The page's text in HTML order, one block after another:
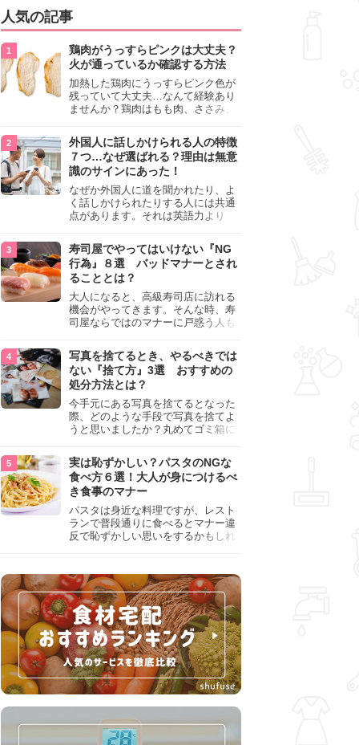
人気の記事
鶏肉がうっすらピンクは大丈夫？
火が通っているか確認する方法
加熱した鶏肉にうっすらピンク色が
残っていて大丈夫…なんて経験あり
ませんか？鶏肉はもも肉、ささみ、
わいが異なり、いろいろと楽しめる
料理ですが、鶏肉は加熱した後でも
うっすらピンク色の部分が大丈夫な
のと気になるときがあります。この
記事では生焼けか火が通っているの
かを確認する方法や、鶏肉を調理す
るときの注意点を紹介しますので、
参考にしてみてくださいね。
外国人に話しかけられる人の特徴
７つ…なぜ選ばれる？理由は無意
識のサインにあった！
なぜか外国人に道を聞かれたり、よ
く話しかけられたりする人には共通
点があります。それは英語力より
けても大丈夫」というサインが関係
しています。よく選ばれる人の特徴
や、英語が苦手でも焦らない対処
法、自分を守るための注意点を詳し
く解説します。
寿司屋でやってはいけない『NG
行為』８選 バッドマナーとされ
ることとは？
大人になると、高級寿司店に訪れる
機会がやってきます。そんな時、寿
司屋ならではのマナーに戸惑う人も
らためて寿司屋でやってはいけない
『NG行為』をチェックしましょう。
写真を捨てるとき、やるべきでは
ない『捨て方』3選 おすすめの
処分方法とは？
今手元にある写真を捨てるとなった
際、どのような手段で写真を捨てよ
うと思いましたか？丸めてゴミ箱に
真は個人情報が詰まっているので、
ただ丸めただけの状態で捨ててしま
うのは危険です。写真にすべきでは
ない捨て方をまとめているので、ぜ
ひチェックしておきましょう。
実は恥ずかしい？パスタのNGな
食べ方６選！大人が身につけるべ
き食事のマナー
パスタは身近な料理ですが、レスト
ランで普段通りに食べるとマナー違
反で恥ずかしい思いをするかもしれ
して、正しい食べ方を確認しましょ
う。大人の嗜みとして知っておきた
い新常識を解説します。